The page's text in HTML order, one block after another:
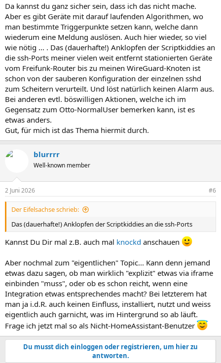
Da kannst du ganz sicher sein, dass ich das nicht mache.
Aber es gibt Geräte mit darauf laufenden Algorithmen, wo
man bestimmte Triggerpunkte setzen kann, welche dann
wiederum eine Meldung auslösen. Auch hier wieder, so viel
wie nötig ... . Das (dauerhafte!) Anklopfen der Scriptkiddies an
die ssh-Ports meiner vielen weit entfernt stationierten Geräte
vom Freifunk-Router bis zu meinen WireGuard-Knoten ist
schon von der sauberen Konfiguration der einzelnen sshd
zum Scheitern verurteilt. Und löst natürlich keinen Alarm aus.
Bei anderen evtl. böswilligen Aktionen, welche ich im
Gegensatz zum Otto-NormalUser bemerken kann, ist es
etwas anders.
Gut, für mich ist das Thema hiermit durch.
blurrrr
Well-known member
2 Juni 2026 #6
Der Eifelsachse schrieb:
Das (dauerhafte!) Anklopfen der Scriptkiddies an die ssh-Ports
Kannst Du Dir mal z.B. auch mal knockd anschauen
Aber nochmal zum "eigentlichen" Topic... Kann denn jemand
etwas dazu sagen, ob man wirklich "explizit" etwas via iframe
einbinden "muss", oder ob es schon reicht, wenn eine
Integration etwas entsprechendes macht? Bei letzterem hat
man ja i.d.R. auch keinen Einfluss, installiert, nutzt und weiss
eigentlich auch garnicht, was im Hintergrund so ab läuft.
Frage ich jetzt mal so als Nicht-HomeAssistant-Benutzer
Du musst dich einloggen oder registrieren, um hier zu
antworten.